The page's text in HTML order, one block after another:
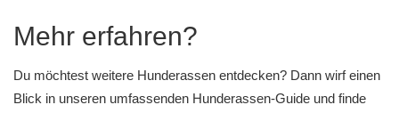
Mehr erfahren?
Du möchtest weitere Hunderassen entdecken? Dann wirf einen
Blick in unseren umfassenden Hunderassen-Guide und finde